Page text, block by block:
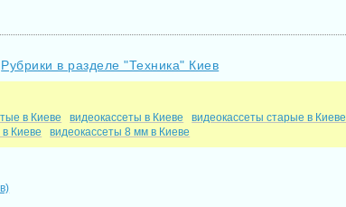
Рубрики в разделе "Техника" Киев
в Киеве видеокассеты в Киеве видеокассеты старые в Киеве
Киеве видеокассеты 8 мм в Киеве